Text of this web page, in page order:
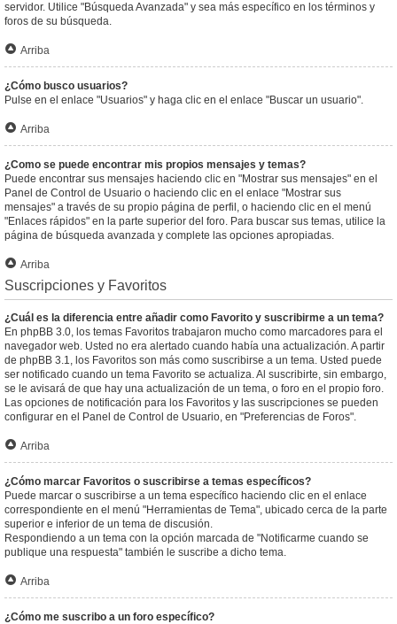
servidor. Utilice "Búsqueda Avanzada" y sea más específico en los términos y
foros de su búsqueda.
Arriba
¿Cómo busco usuarios?
Pulse en el enlace "Usuarios" y haga clic en el enlace "Buscar un usuario".
Arriba
¿Como se puede encontrar mis propios mensajes y temas?
Puede encontrar sus mensajes haciendo clic en "Mostrar sus mensajes" en el
Panel de Control de Usuario o haciendo clic en el enlace "Mostrar sus
mensajes" a través de su propio página de perfil, o haciendo clic en el menú
"Enlaces rápidos" en la parte superior del foro. Para buscar sus temas, utilice la
página de búsqueda avanzada y complete las opciones apropiadas.
Arriba
Suscripciones y Favoritos
¿Cuál es la diferencia entre añadir como Favorito y suscribirme a un tema?
En phpBB 3.0, los temas Favoritos trabajaron mucho como marcadores para el
navegador web. Usted no era alertado cuando había una actualización. A partir
de phpBB 3.1, los Favoritos son más como suscribirse a un tema. Usted puede
ser notificado cuando un tema Favorito se actualiza. Al suscribirte, sin embargo,
se le avisará de que hay una actualización de un tema, o foro en el propio foro.
Las opciones de notificación para los Favoritos y las suscripciones se pueden
configurar en el Panel de Control de Usuario, en "Preferencias de Foros".
Arriba
¿Cómo marcar Favoritos o suscribirse a temas específicos?
Puede marcar o suscribirse a un tema específico haciendo clic en el enlace
correspondiente en el menú "Herramientas de Tema", ubicado cerca de la parte
superior e inferior de un tema de discusión.
Respondiendo a un tema con la opción marcada de "Notificarme cuando se
publique una respuesta" también le suscribe a dicho tema.
Arriba
¿Cómo me suscribo a un foro específico?